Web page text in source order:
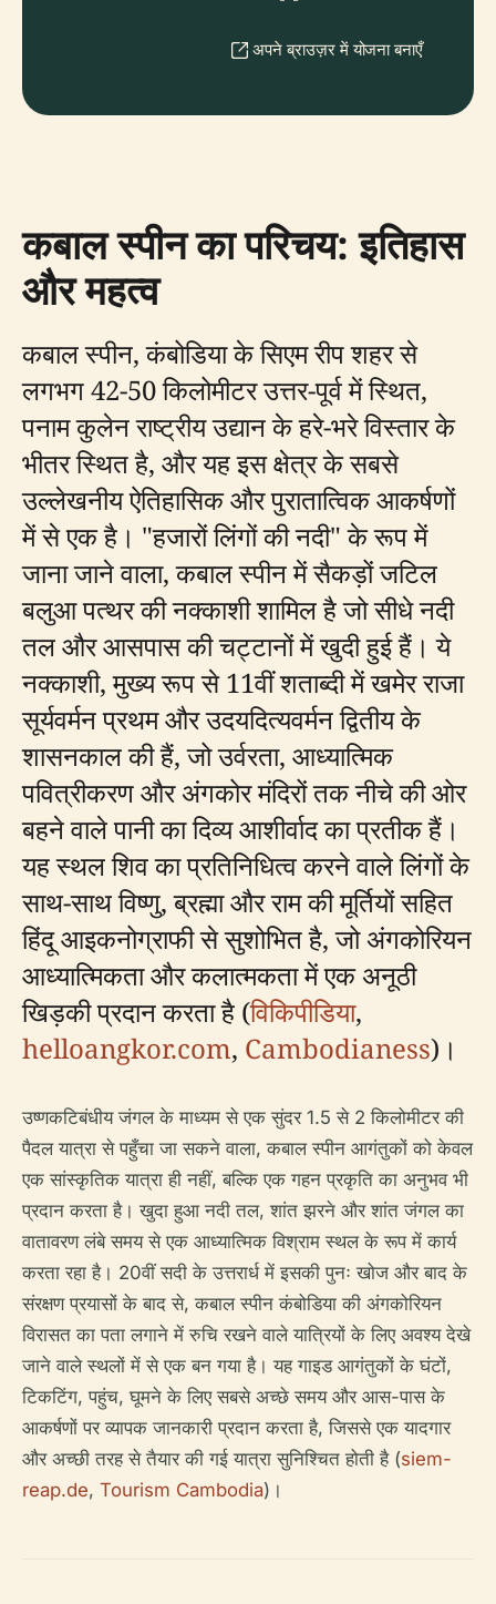
अपने ब्राउज़र में योजना बनाएँ
कबाल स्पीन का परिचय: इतिहास
और महत्व
कबाल स्पीन, कंबोडिया के सिएम रीप शहर से
लगभग 42-50 किलोमीटर उत्तर-पूर्व में स्थित,
पनाम कुलेन राष्ट्रीय उद्यान के हरे-भरे विस्तार के
भीतर स्थित है, और यह इस क्षेत्र के सबसे
उल्लेखनीय ऐतिहासिक और पुरातात्विक आकर्षणों
में से एक है। "हजारों लिंगों की नदी" के रूप में
जाना जाने वाला, कबाल स्पीन में सैकड़ों जटिल
बलुआ पत्थर की नक्काशी शामिल है जो सीधे नदी
तल और आसपास की चट्टानों में खुदी हुई हैं। ये
नक्काशी, मुख्य रूप से 11वीं शताब्दी में खमेर राजा
सूर्यवर्मन प्रथम और उदयदित्यवर्मन द्वितीय के
शासनकाल की हैं, जो उर्वरता, आध्यात्मिक
पवित्रीकरण और अंगकोर मंदिरों तक नीचे की ओर
बहने वाले पानी का दिव्य आशीर्वाद का प्रतीक हैं।
यह स्थल शिव का प्रतिनिधित्व करने वाले लिंगों के
साथ-साथ विष्णु, ब्रह्मा और राम की मूर्तियों सहित
हिंदू आइकनोग्राफी से सुशोभित है, जो अंगकोरियन
आध्यात्मिकता और कलात्मकता में एक अनूठी
खिड़की प्रदान करता है (विकिपीडिया,
helloangkor.com, Cambodianess)।
उष्णकटिबंधीय जंगल के माध्यम से एक सुंदर 1.5 से 2 किलोमीटर की
पैदल यात्रा से पहुँचा जा सकने वाला, कबाल स्पीन आगंतुकों को केवल
एक सांस्कृतिक यात्रा ही नहीं, बल्कि एक गहन प्रकृति का अनुभव भी
प्रदान करता है। खुदा हुआ नदी तल, शांत झरने और शांत जंगल का
वातावरण लंबे समय से एक आध्यात्मिक विश्राम स्थल के रूप में कार्य
करता रहा है। 20वीं सदी के उत्तरार्ध में इसकी पुनः खोज और बाद के
संरक्षण प्रयासों के बाद से, कबाल स्पीन कंबोडिया की अंगकोरियन
विरासत का पता लगाने में रुचि रखने वाले यात्रियों के लिए अवश्य देखे
जाने वाले स्थलों में से एक बन गया है। यह गाइड आगंतुकों के घंटों,
टिकटिंग, पहुंच, घूमने के लिए सबसे अच्छे समय और आस-पास के
आकर्षणों पर व्यापक जानकारी प्रदान करता है, जिससे एक यादगार
और अच्छी तरह से तैयार की गई यात्रा सुनिश्चित होती है (siem-
reap.de, Tourism Cambodia)।